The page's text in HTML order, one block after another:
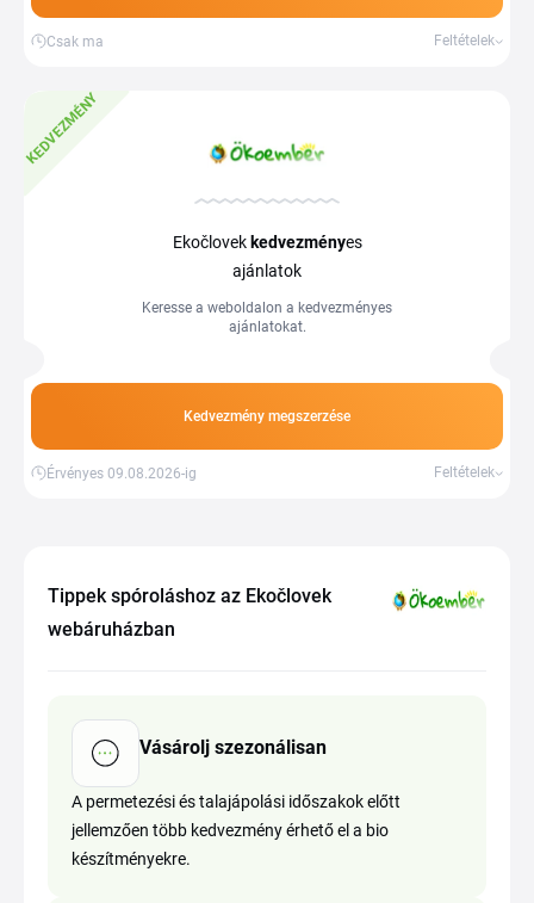
Csak ma Feltételek
KEDVEZMÉNY
Ekočlovek kedvezményes
ajánlatok
Keresse a weboldalon a kedvezményes
ajánlatokat.
Kedvezmény megszerzése
Érvényes 09.08.2026-ig Feltételek
Tippek spóroláshoz az Ekočlovek
webáruházban
Vásárolj szezonálisan
A permetezési és talajápolási időszakok előtt
jellemzően több kedvezmény érhető el a bio
készítményekre.